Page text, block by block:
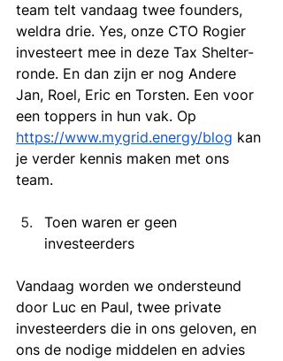
team telt vandaag twee founders,
weldra drie. Yes, onze CTO Rogier
investeert mee in deze Tax Shelter-
ronde. En dan zijn er nog Andere
Jan, Roel, Eric en Torsten. Een voor
een toppers in hun vak. Op
https://www.mygrid.energy/blog kan
je verder kennis maken met ons
team.
Toen waren er geen
investeerders
Vandaag worden we ondersteund
door Luc en Paul, twee private
investeerders die in ons geloven, en
ons de nodige middelen en advies